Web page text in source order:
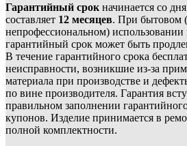
Гарантийный срок начинается со
составляет 12 месяцев. При бытовом
непрофессиональном) использовании
гарантийный срок может быть
В течение гарантийного срока
неисправности, возникшие из-за
материала при производстве и
по вине производителя. Гарантия
правильном заполнении
купонов. Изделие принимается в
полной комплектности.